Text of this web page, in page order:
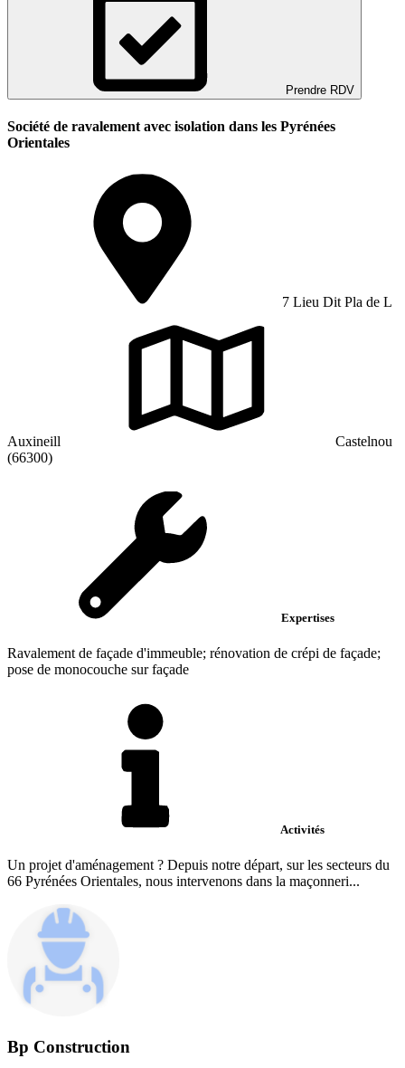
Prendre RDV
Société de ravalement avec isolation dans les Pyrénées
Orientales
7 Lieu Dit Pla de L
Auxineill
Castelnou
(66300)
Expertises
Ravalement de façade d'immeuble; rénovation de crépi de façade;
pose de monocouche sur façade
Activités
Un projet d'aménagement ? Depuis notre départ, sur les secteurs du
66 Pyrénées Orientales, nous intervenons dans la maçonneri...
Bp Construction